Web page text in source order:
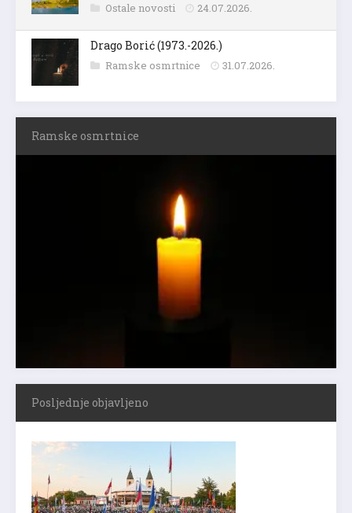
Ostale novosti 24.07.2026.
Drago Borić (1973.-2026.)
Ramske osmrtnice 31.07.2026.
Ramske osmrtnice
Posljednje objavljeno